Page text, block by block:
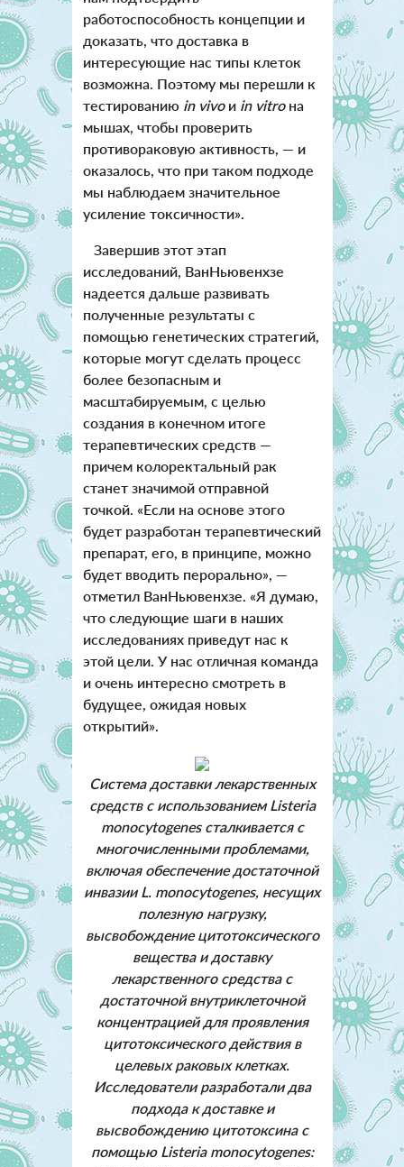
работоспособность концепции и
доказать, что доставка в
интересующие нас типы клеток
возможна. Поэтому мы перешли к
тестированию in vivo и in vitroна
мышах, чтобы проверить
противораковую активность, — и
оказалось, что при таком подходе
мы наблюдаем значительное
усиление токсичности».
Завершив этот этап
исследований, ВанНьювенхзе
надеется дальше развивать
полученные результаты с
помощью генетических стратегий,
которые могут сделать процесс
более безопасным и
масштабируемым, с целью
создания в конечном итоге
терапевтических средств —
причем колоректальный рак
станет значимой отправной
точкой. «Если на основе этого
будет разработан терапевтический
препарат, его, в принципе, можно
будет вводить перорально», —
отметил ВанНьювенхзе. «Я думаю,
что следующие шаги в наших
исследованиях приведут нас к
этой цели. У нас отличная команда
и очень интересно смотреть в
будущее, ожидая новых
открытий».
Система доставки лекарственных
средств с использованиемListeria
monocytogenesсталкивается с
многочисленными проблемами,
включая обеспечение достаточной
инвазии L. monocytogenes, несущих
полезную нагрузку,
высвобождение цитотоксического
вещества и доставку
лекарственного средства с
достаточной внутриклеточной
концентрацией для проявления
цитотоксического действия в
целевых раковых клетках.
Исследователи разработали два
подхода к доставке и
высвобождению цитотоксина с
помощью Listeria monocytogenes: